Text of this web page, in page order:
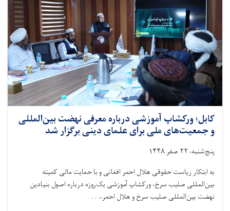
۵۰۰
خانواده
سیلاب‌زده
توزیع
شد
کابل؛ ورکشاپ آموزشی درباره معرفی نهضت بین‌المللی
و جمعیت‌های ملی برای علمای دینی برگزار شد
پنج‌شنبه، ۲۲ صفر ۱۴۴۸
به ابتکار ریاست حقوقی هلال احمر افغانی و با حمایت مالی کمیته
بین‌المللی صلیب سرخ، ورکشاپ آموزشی یک‌روزه درباره اصول بنیادین
نهضت بین‌المللی صلیب سرخ و هلال احمر،. . .